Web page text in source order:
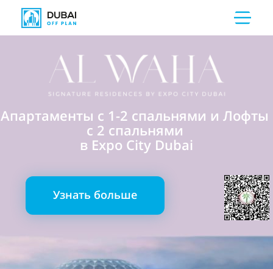
Апартаменты с 1-2 спальнями и Лофты
с 2 спальнями
в Expo City Dubai
Узнать больше